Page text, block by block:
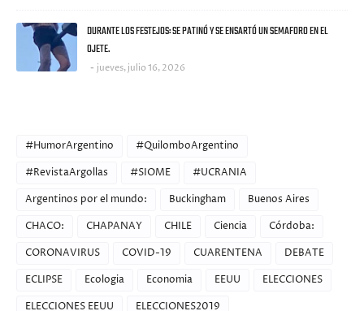
DURANTE LOS FESTEJOS: SE PATINÓ Y SE ENSARTÓ UN SEMAFORO EN EL
OJETE.
jueves, julio 16, 2026
#HumorArgentino
#QuilomboArgentino
#RevistaArgollas
#SIOME
#UCRANIA
Argentinos por el mundo:
Buckingham
Buenos Aires
CHACO:
CHAPANAY CHILE Ciencia
Córdoba:
CORONAVIRUS
COVID-19 CUARENTENA
DEBATE
ECLIPSE
Ecologia Economia EEUU
ELECCIONES
ELECCIONES EEUU
ELECCIONES2019